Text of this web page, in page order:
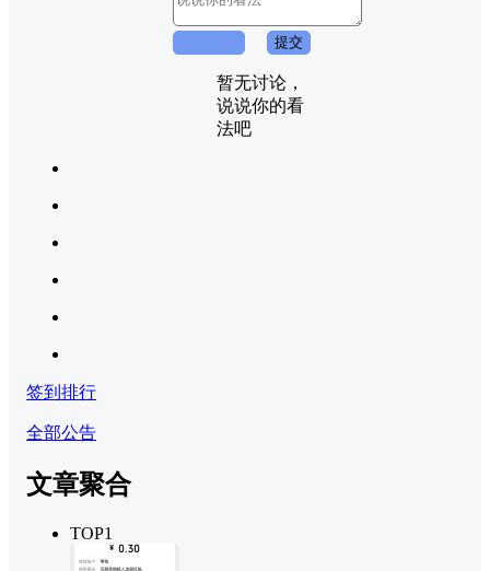
提交
暂无讨论，
说说你的看
法吧
签到排行
全部公告
文章聚合
TOP1